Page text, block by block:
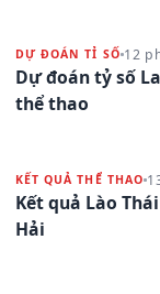
DỰ ĐOÁN TỈ SỐ 12
Dự đoán tỷ số
thể thao
KẾT QUẢ THỂ THAO
Kết quả Lào
Hải